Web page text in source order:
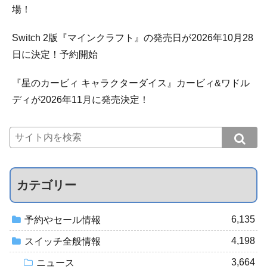
場！
Switch 2版『マインクラフト』の発売日が2026年10月28
日に決定！予約開始
『星のカービィ キャラクターダイス』カービィ&ワドル
ディが2026年11月に発売決定！
カテゴリー
予約やセール情報 6,135
スイッチ全般情報 4,198
ニュース 3,664